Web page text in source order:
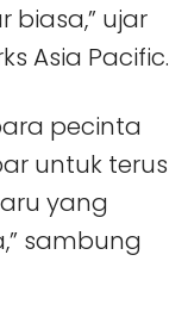
biasa,” ujar
Asia Pacific.
pecinta
untuk terus
yang
sambung